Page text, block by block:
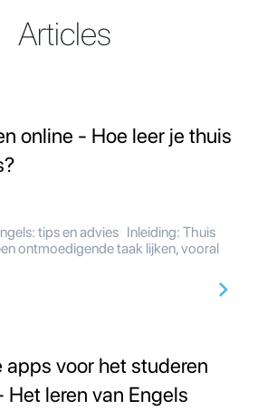
Articles
online - Hoe leer je thuis
tips en advies Inleiding: Thuis
ontmoedigende taak lijken, vooral
apps voor het studeren
Het leren van Engels